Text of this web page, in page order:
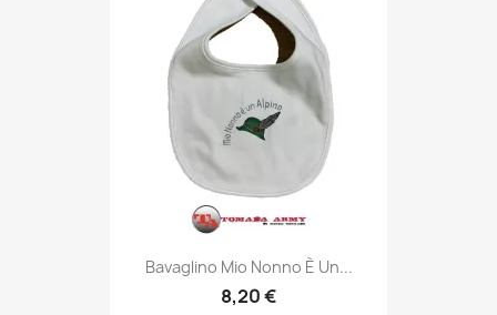
Anteprima
Bavaglino Mio Nonno È Un...
8,20 €